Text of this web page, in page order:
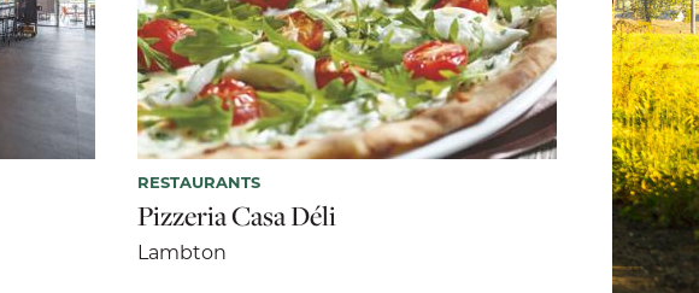
RESTAURANTS
Pizzeria Casa Déli
Lambton